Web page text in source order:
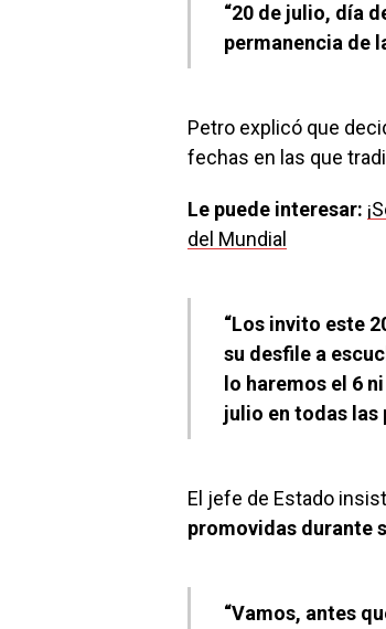
“20 de julio, día
permanencia de
Petro explicó que
fechas en las que
Le puede interesar:
del Mundial
“Los invito este
su desfile a
lo haremos el 6
julio en todas las
El jefe de Estado
promovidas durante
“Vamos, antes